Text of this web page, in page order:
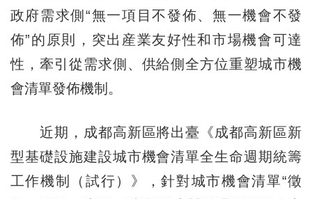
政府需求側“無一項目不發佈、無一機會不發
佈”的原則，突出産業友好性和市場機會可達
性，牽引從需求側、供給側全方位重塑城市機
會清單發佈機制。
近期，成都高新區將出臺《成都高新區新
型基礎設施建設城市機會清單全生命週期統籌
工作機制（試行）》，針對城市機會清單“徵